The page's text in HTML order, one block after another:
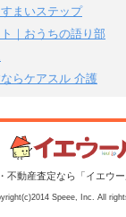
まいステップ
｜おうちの語り部
らケアスル 介護
不動産査定なら「イエウー
Speee, Inc. All